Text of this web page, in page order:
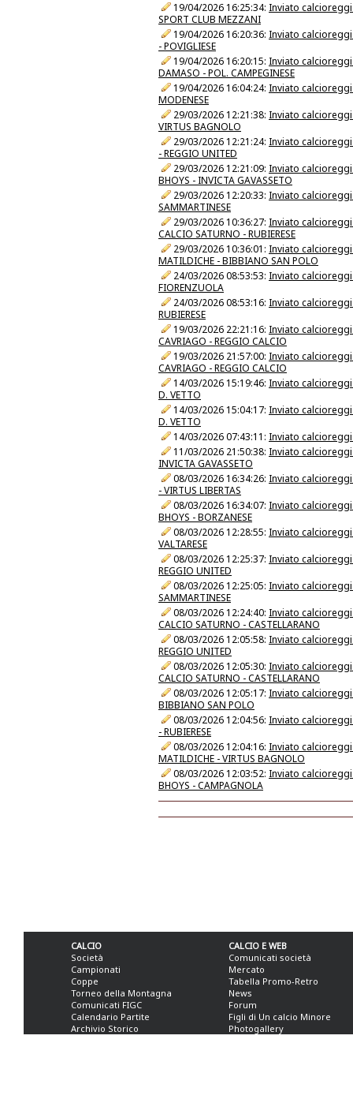
19/04/2026 16:25:34: Inviato
SPORT CLUB MEZZANI
19/04/2026 16:20:36: Inviato
- POVIGLIESE
19/04/2026 16:20:15: Inviato
DAMASO - POL. CAMPEGINESE
19/04/2026 16:04:24: Inviato
MODENESE
29/03/2026 12:21:38: Inviato
VIRTUS BAGNOLO
29/03/2026 12:21:24: Inviato
- REGGIO UNITED
29/03/2026 12:21:09: Inviato
BHOYS - INVICTA GAVASSETO
29/03/2026 12:20:33: Inviato
SAMMARTINESE
29/03/2026 10:36:27: Inviato
CALCIO SATURNO - RUBIERESE
29/03/2026 10:36:01: Inviato
MATILDICHE - BIBBIANO SAN POLO
24/03/2026 08:53:53: Inviato
FIORENZUOLA
24/03/2026 08:53:16: Inviato
RUBIERESE
19/03/2026 22:21:16: Inviato
CAVRIAGO - REGGIO CALCIO
19/03/2026 21:57:00: Inviato
CAVRIAGO - REGGIO CALCIO
14/03/2026 15:19:46: Inviato
D. VETTO
14/03/2026 15:04:17: Inviato
D. VETTO
14/03/2026 07:43:11: Inviato
11/03/2026 21:50:38: Inviato
INVICTA GAVASSETO
08/03/2026 16:34:26: Inviato
- VIRTUS LIBERTAS
08/03/2026 16:34:07: Inviato
BHOYS - BORZANESE
08/03/2026 12:28:55: Inviato
VALTARESE
08/03/2026 12:25:37: Inviato
REGGIO UNITED
08/03/2026 12:25:05: Inviato
SAMMARTINESE
08/03/2026 12:24:40: Inviato
CALCIO SATURNO - CASTELLARANO
08/03/2026 12:05:58: Inviato
REGGIO UNITED
08/03/2026 12:05:30: Inviato
CALCIO SATURNO - CASTELLARANO
08/03/2026 12:05:17: Inviato
BIBBIANO SAN POLO
08/03/2026 12:04:56: Inviato
- RUBIERESE
08/03/2026 12:04:16: Inviato
MATILDICHE - VIRTUS BAGNOLO
08/03/2026 12:03:52: Inviato
BHOYS - CAMPAGNOLA
CALCIO
Società
Campionati
Coppe
Torneo della Montagna
Comunicati FIGC
Calendario Partite
Archivio Storico
CALCIO E WEB
Comunicati società
Mercato
Tabella Promo-Retro
News
Forum
Figli di Un calcio Minore
Photogallery